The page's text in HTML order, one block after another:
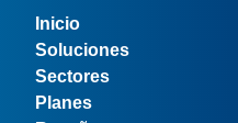
Inicio
Soluciones
Sectores
Planes